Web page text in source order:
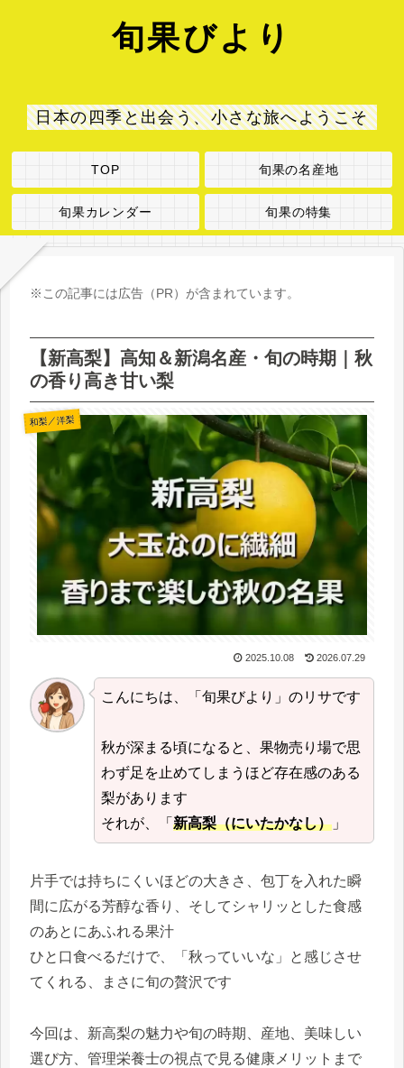
旬果びより
日本の四季と出会う、小さな旅へようこそ
TOP 旬果の名産地
旬果カレンダー 旬果の特集
※この記事には広告（PR）が含まれています。
【新高梨】高知＆新潟名産・旬の時期｜秋
の香り高き甘い梨
和梨／洋梨
2025.10.08 2026.07.29
こんにちは、「旬果びより」のリサです
秋が深まる頃になると、果物売り場で思
わず足を止めてしまうほど存在感のある
梨があります
それが、「新高梨（にいたかなし） 」
片手では持ちにくいほどの大きさ、包丁を入れた瞬
間に広がる芳醇な香り、そしてシャリッとした食感
のあとにあふれる果汁
ひと口食べるだけで、「秋っていいな」と感じさせ
てくれる、まさに旬の贅沢です
今回は、新高梨の魅力や旬の時期、産地、美味しい
選び方、管理栄養士の視点で見る健康メリットまで